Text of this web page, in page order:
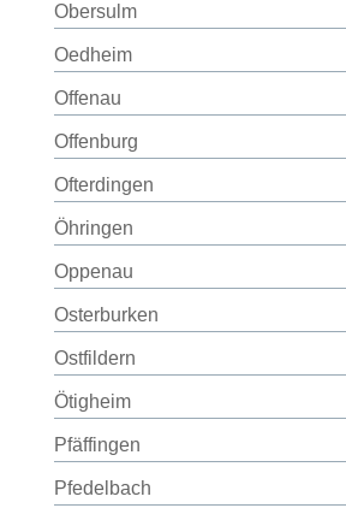
Obersulm
Oedheim
Offenau
Offenburg
Ofterdingen
Öhringen
Oppenau
Osterburken
Ostfildern
Ötigheim
Pfäffingen
Pfedelbach